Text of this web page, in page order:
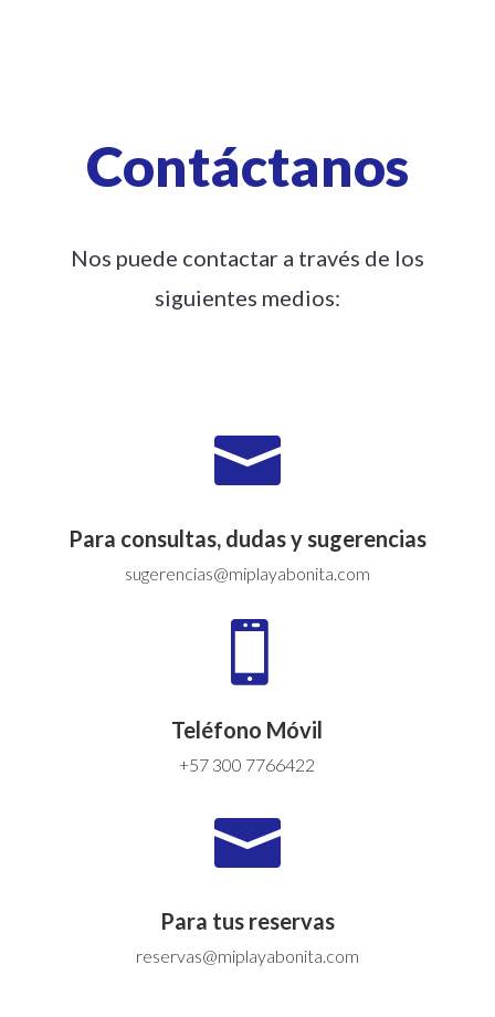
Contáctanos
Nos puede contactar a través de los
siguientes medios:

Para consultas, dudas y sugerencias
sugerencias@miplayabonita.com

Teléfono Móvil
+57 300 7766422

Para tus reservas
reservas@miplayabonita.com